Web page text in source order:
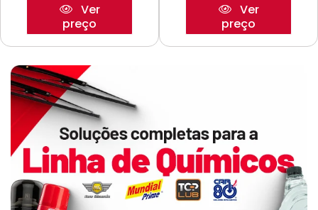
Ver
preço
Ver
preço